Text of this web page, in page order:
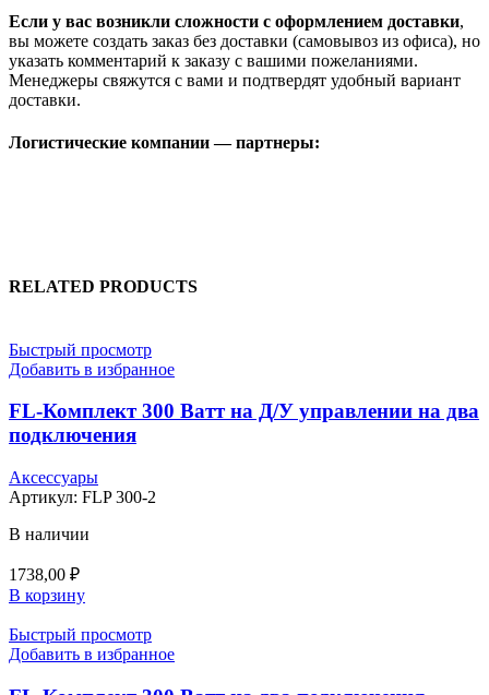
Если у вас возникли сложности с оформлением доставки,
вы можете создать заказ без доставки (самовывоз из офиса), но
указать комментарий к заказу с вашими пожеланиями.
Менеджеры свяжутся с вами и подтвердят удобный вариант
доставки.
Логистические компании — партнеры:
RELATED PRODUCTS
Быстрый просмотр
Добавить в избранное
FL-Комплект 300 Ватт на Д/У управлении на два
подключения
Аксессуары
Артикул: FLP 300-2
В наличии
1738,00 ₽
В корзину
Быстрый просмотр
Добавить в избранное